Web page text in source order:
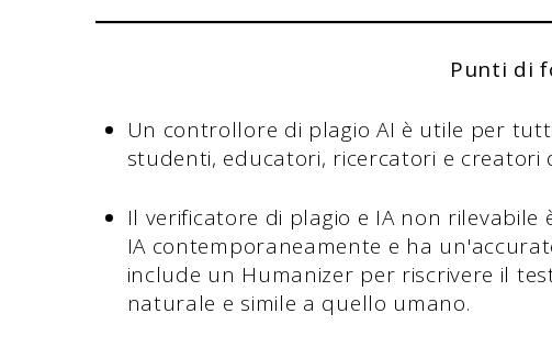
Punti di
Un controllore di plagio AI è utile per
studenti, educatori, ricercatori e creatori
Il verificatore di plagio e IA non
IA contemporaneamente e ha
include un Humanizer per riscrivere il
naturale e simile a quello umano.